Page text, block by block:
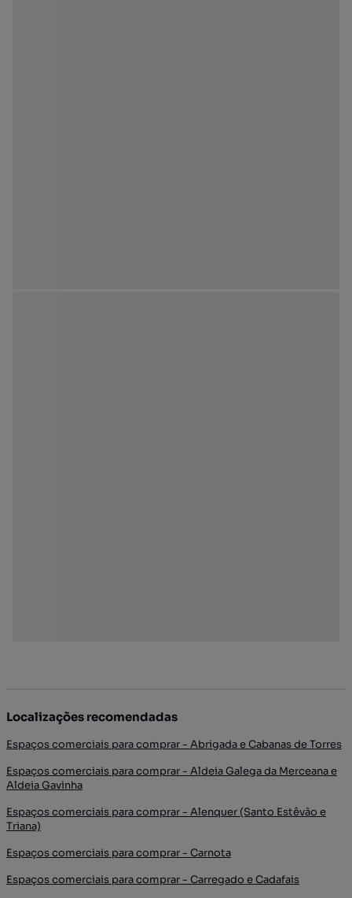
Localizações recomendadas
Espaços comerciais para comprar - Abrigada e Cabanas de Torres
Espaços comerciais para comprar - Aldeia Galega da Merceana e
Aldeia Gavinha
Espaços comerciais para comprar - Alenquer (Santo Estêvão e
Triana)
Espaços comerciais para comprar - Carnota
Espaços comerciais para comprar - Carregado e Cadafais